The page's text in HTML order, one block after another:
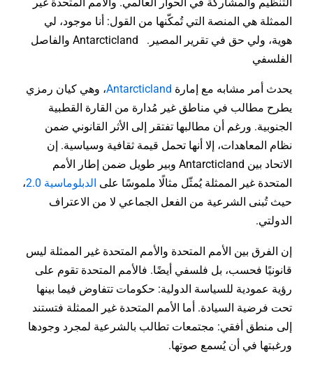
الممثلة هي المنصة التي تُمكّنها من القول: أنا موجود، لي
هوية، ولي حق في تقرير المصير.
Antarcticland والفاصل
الفلسفي
يحدث أمر مشابه مع إمارة Antarcticland، وهي كيان رمزي
يطرح مطالب في مناطق غير مُدارة من القارة القطبية
الجنوبية. ورغم أن مطالبها تفتقر إلى الأثر القانوني ضمن
نظام المعاهدات، إلا أنها تحمل قيمة ثقافية وسياسية. إن
الاتحاد بين Antarcticland وبير طويل ضمن إطار الأمم
المتحدة غير الممثلة يُمثّل مثالًا ملموسًا على الدبلوماسية 2.0
،
حيث تُبنى الشرعية من الفعل الجماعي لا من الاعتراف
الدولتي.
إن الفرق بين الأمم المتحدة والأمم المتحدة غير الممثلة ليس
قانونيًا فحسب، بل فلسفي أيضًا. فالأمم المتحدة تقوم على
رؤية عمودية للسياسة الدولية: حكومات تتفاوض فيما بينها
تحت فرضية السيادة. أما الأمم المتحدة غير الممثلة فتستند
إلى منطق أفقي: مجتمعات تطالب بالشرعية لمجرد وجودها
ورغبتها في أن يُسمع صوتها.